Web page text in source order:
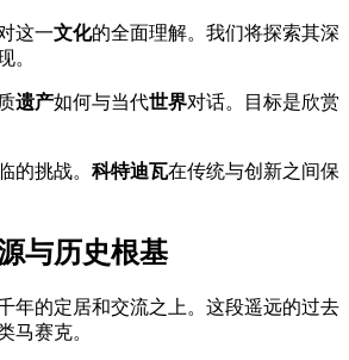
这一文化的全面理解。我们将探索其深
。
遗产如何与当代世界对话。目标是欣赏
的挑战。 科特迪瓦在传统与创新之间保
与历史根基
年的定居和交流之上。这段遥远的过去
马赛克。